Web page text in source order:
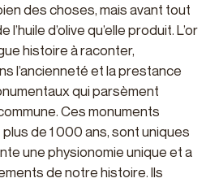
des choses, mais avant tout
d’olive qu’elle produit. L’or
histoire à raconter,
l’ancienneté et la prestance
qui parsèment
Ces monuments
de 1 000 ans, sont uniques
une physionomie unique et a
de notre histoire. Ils